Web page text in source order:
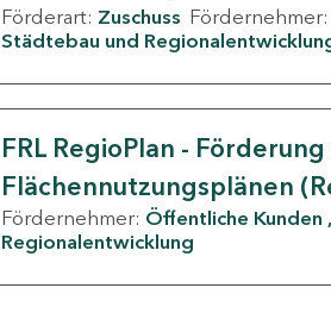
Förderart: Zuschuss Fördernehmer:
Städtebau und
FRL RegioPlan -
Flächennutzungsplänen
Fördernehmer: Öffentliche Kunden
Regionalentwicklung